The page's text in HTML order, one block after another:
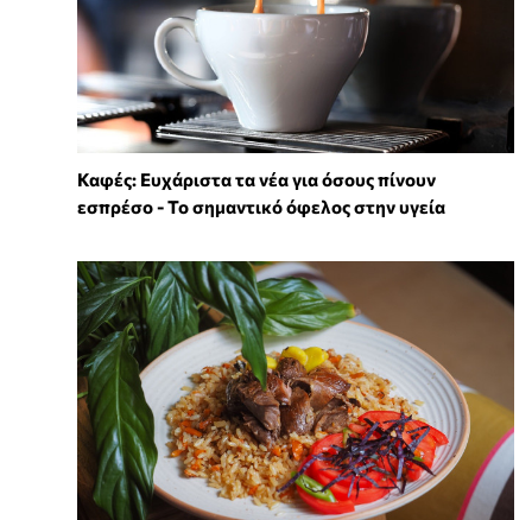
Καφές: Ευχάριστα τα νέα για όσους πίνουν
εσπρέσο - Το σημαντικό όφελος στην υγεία